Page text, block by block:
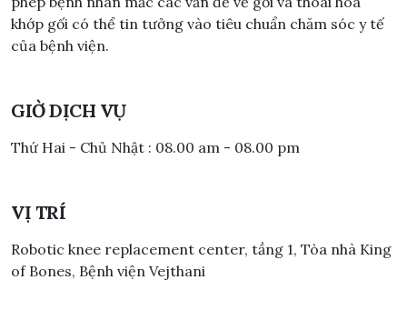
khớp gối có thể tin tưởng vào tiêu chuẩn chăm sóc y tế
của bệnh viện.
GIỜ DỊCH VỤ
Thứ Hai - Chủ Nhật : 08.00 am - 08.00 pm
VỊ TRÍ
Robotic knee replacement center, tầng 1, Tòa nhà King
of Bones, Bệnh viện Vejthani